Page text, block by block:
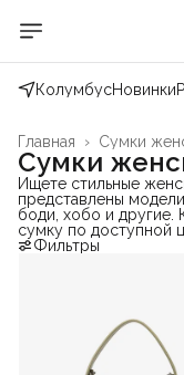
КолумбусНовинки
Сумки
Главная ›
Сумки
Ищете стильные
представлены
боди, хобо и другие.
сумку по доступной
Фильтры